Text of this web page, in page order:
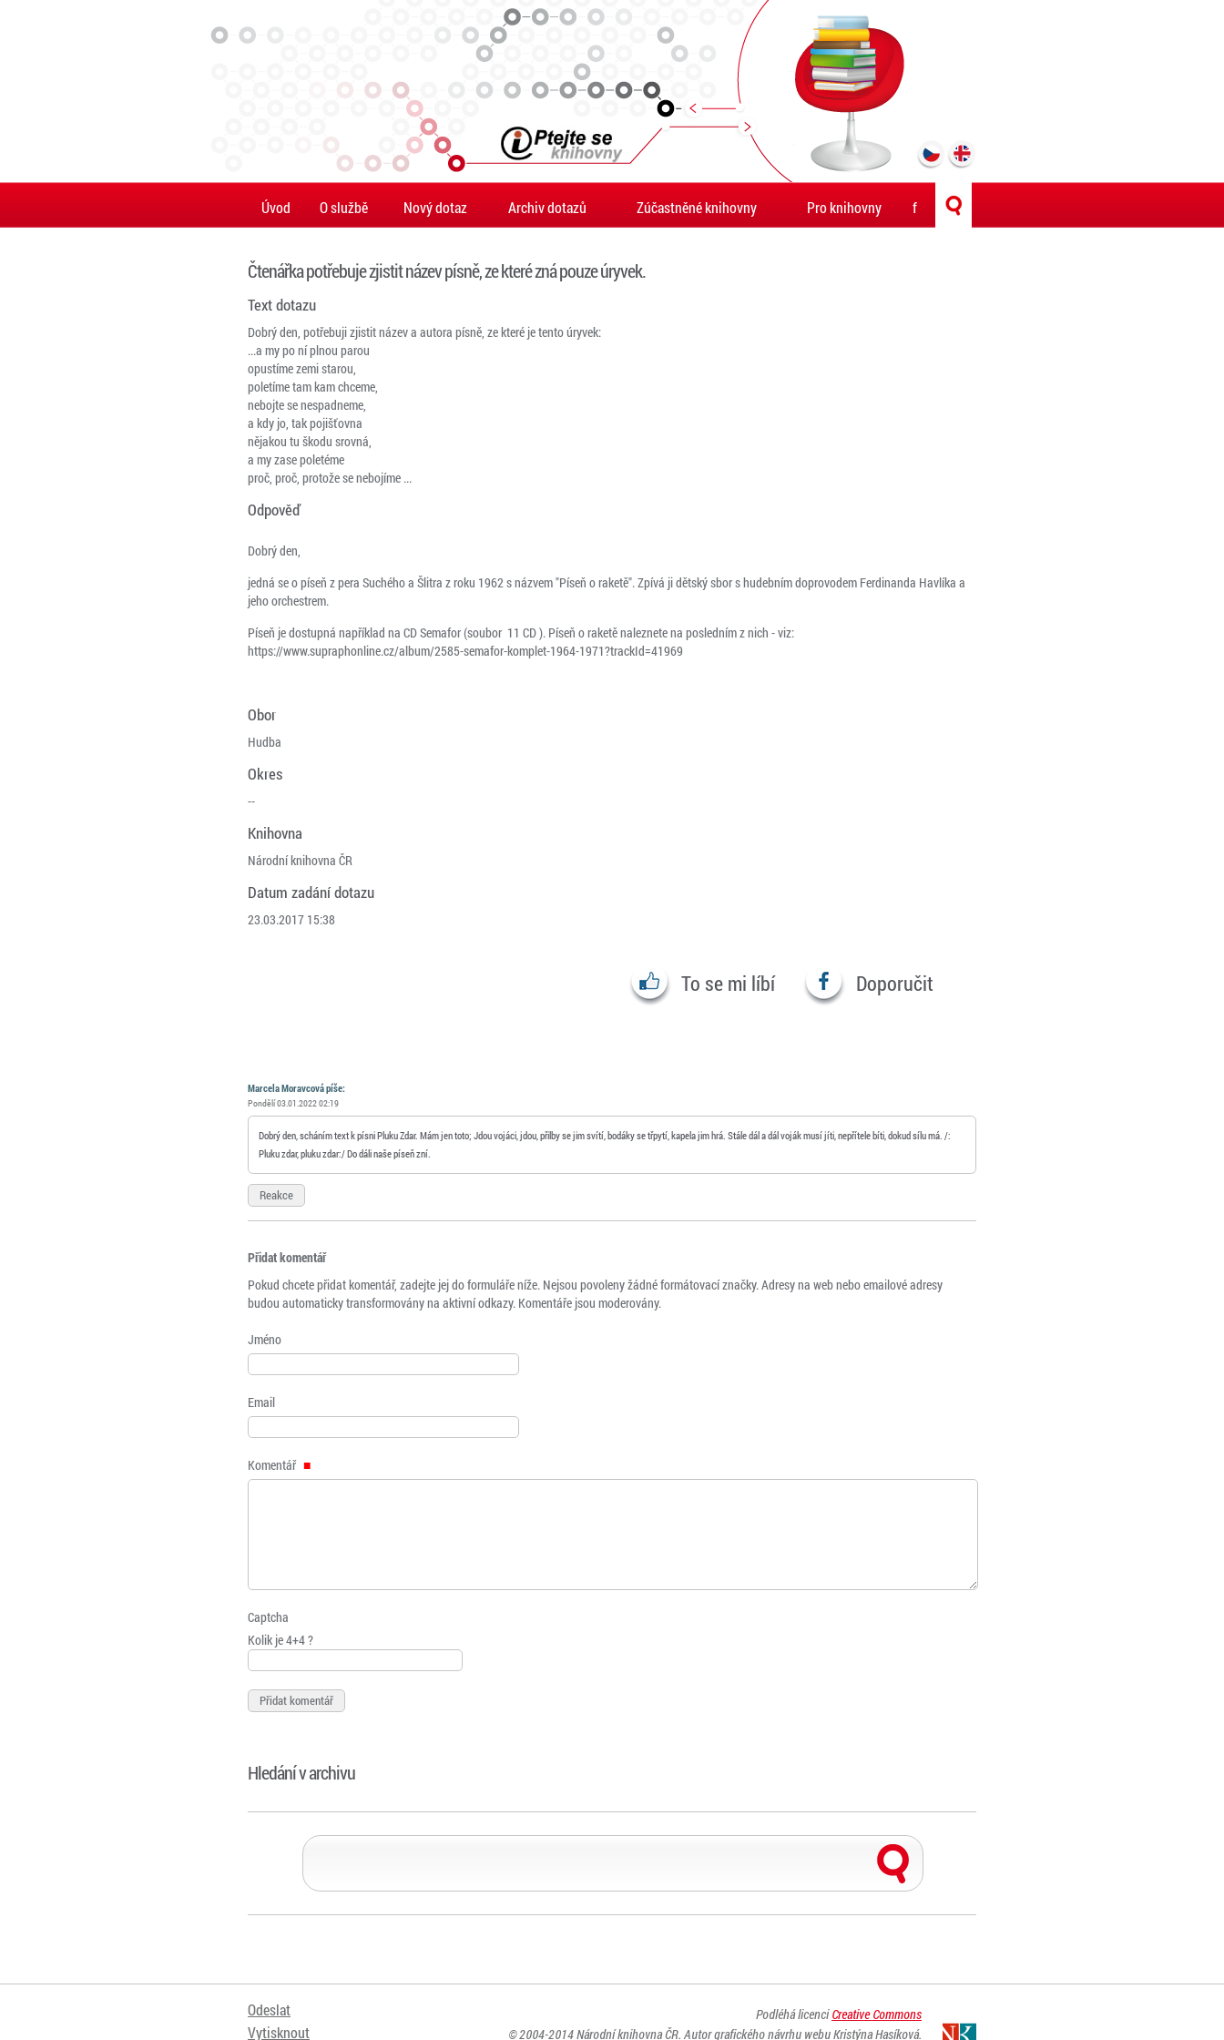
Úvod O službě Nový dotaz Archiv dotazů Zúčastněné knihovny Pro knihovny f
Čtenářka potřebuje zjistit název písně, ze které zná pouze úryvek.
Text dotazu
Dobrý den, potřebuji zjistit název a autora písně, ze které je tento úryvek:
...a my po ní plnou parou
opustíme zemi starou,
poletíme tam kam chceme,
nebojte se nespadneme,
a kdy jo, tak pojišťovna
nějakou tu škodu srovná,
a my zase poletéme
proč, proč, protože se nebojíme ...
Odpověď
Dobrý den,
jedná se o píseň z pera Suchého a Šlitra z roku 1962 s názvem "Píseň o raketě". Zpívá ji dětský sbor s hudebním doprovodem Ferdinanda Havlíka a
jeho orchestrem.
Píseň je dostupná například na CD Semafor (soubor 11 CD ). Píseň o raketě naleznete na posledním z nich - viz:
https://www.supraphonline.cz/album/2585-semafor-komplet-1964-1971?trackId=41969
Obor
Hudba
Okres
--
Knihovna
Národní knihovna ČR
Datum zadání dotazu
23.03.2017 15:38
To se mi líbí Doporučit
Marcela Moravcová píše:
Pondělí 03.01.2022 02:19
Dobrý den, scháním text k písni Pluku Zdar. Mám jen toto; Jdou vojáci, jdou, přilby se jim svítí, bodáky se třpytí, kapela jim hrá. Stále dál a dál voják musí jíti, nepřítele bíti, dokud sílu má. /:
Pluku zdar, pluku zdar:/ Do dáli naše píseň zní.
Reakce
Přidat komentář
Pokud chcete přidat komentář, zadejte jej do formuláře níže. Nejsou povoleny žádné formátovací značky. Adresy na web nebo emailové adresy
budou automaticky transformovány na aktivní odkazy. Komentáře jsou moderovány.
Jméno
Email
Komentář
Captcha
Kolik je 4+4 ?
Hledání v archivu
Odeslat
Vytisknout
Podléhá licenciCreative Commons
© 2004-2014Národní knihovna ČR. Autor grafického návrhu webu Kristýna Hasíková.